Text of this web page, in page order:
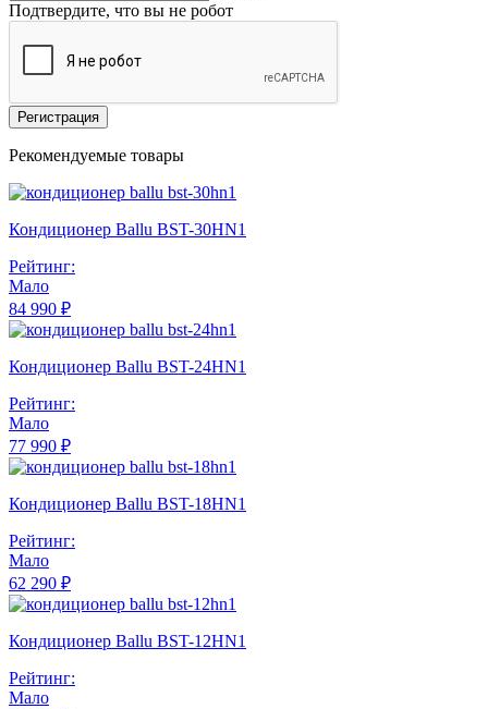
Подтвердите, что вы не робот
Регистрация
Рекомендуемые товары
Кондиционер Ballu BST-30HN1
Рейтинг:
Мало
84 990 ₽
Кондиционер Ballu BST-24HN1
Рейтинг:
Мало
77 990 ₽
Кондиционер Ballu BST-18HN1
Рейтинг:
Мало
62 290 ₽
Кондиционер Ballu BST-12HN1
Рейтинг:
Мало